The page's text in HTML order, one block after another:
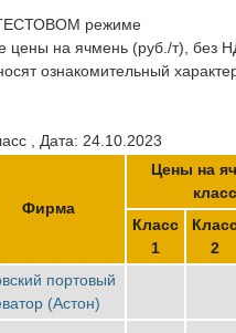
ТЕСТОВОМ режиме
цены на ячмень (руб./т), без
ознакомительный
, Дата: 24.10.2023
Фирма
Цены на
класс
Класс
1
2
портовый
(Астон)